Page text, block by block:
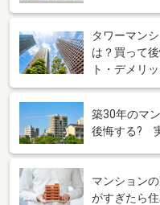
タワーマン
は？買って
ト・デメリッ
築30年のマ
後悔する?
マンション
がすぎたら